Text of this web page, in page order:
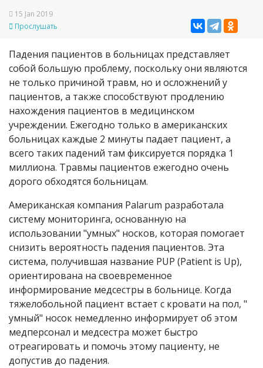
15 Jan 2019
Прослушать
Падения пациентов в больницах представляет
собой большую проблему, поскольку они являются
не только причиной травм, но и осложнений у
пациентов, а также способствуют продлению
нахождения пациентов в медицинском
учреждении. Ежегодно только в американских
больницах каждые 2 минуты падает пациент, а
всего таких падений там фиксируется порядка 1
миллиона. Травмы пациентов ежегодно очень
дорого обходятся больницам.
Американская компания Palarum разработала
систему мониторинга, основанную на
использовании "умных" носков, которая помогает
снизить вероятность падения пациентов. Эта
система, получившая название PUP (Patient is Up),
ориентирована на своевременное
информирование медсестры в больнице. Когда
тяжелобольной пациент встает с кровати на пол, "
умный" носок немедленно информирует об этом
медперсонал и медсестра может быстро
отреагировать и помочь этому пациенту, не
допустив до падения.